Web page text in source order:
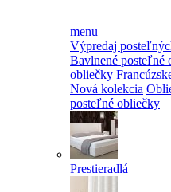
menu
Výpredaj
Bavlnené posteľné
obliečky
Nová kolekcia
posteľné obliečky
Prestieradlá